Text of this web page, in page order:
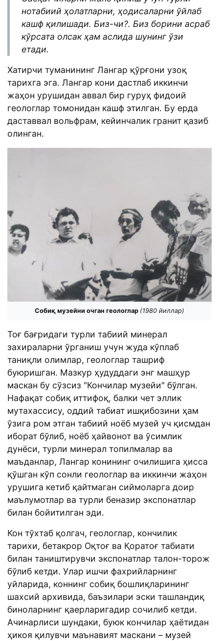
нотабиий ҳолатларни, ҳодисаларни ўйлаб
кашф қилишади. Биз-чи?. Биз борини асраб
кўрсата олсак ҳам аслида шунинг ўзи
етади.
Хатирчи туманининг Лангар қўрғони узоқ
тарихга эга. Лангар кони дастлаб иккинчи
жаҳон урушидан аввал бир гуруҳ фидоий
геологлар томонидан кашф этилган. Бу ерда
даставвал вольфрам, кейинчалик гранит қазиб
олинган.
Собиқ музейни очган геологлар (1980 йиллар)
Тоғ бағридаги турли табиий минерал
захираларни ўрганиш учун жуда кўплаб
таниқли олимлар, геологлар ташриф
буюришган. Мазкур ҳудуддаги энг машҳур
маскан бу сўзсиз "Кончилар музейи" бўлган.
Нафақат собиқ иттифоқ, балки чет эллик
мутахассису, оддий табиат ишқибозини ҳам
ўзига ром этган табиий ноёб музей уч қисмдан
иборат бўлиб, ноёб ҳайвонот ва ўсимлик
дунёси, турли минерал топилмалар ва
маъданлар, Лангар конининг очилишига ҳисса
қўшган кўп сонли геологлар ва иккинчи жаҳон
урушига кетиб қайтмаган сиймоларга доир
маълумотлар ва турли беназир экспонатлар
билан бойитилган эди.
Кон тўхтаб қолгач, геологлар, кончилик
тарихи, бетакрор Оқтоғ ва Қоратоғ табиати
билан таништирувчи экспонатлар талон-торож
бўлиб кетди. Улар ишчи фахрийларнинг
уйларида, коннинг собиқ бошлиқларининг
шахсий архивида, баъзилари эски ташландиқ
биноларнинг қаерларигадир сочилиб кетди.
Ачинарлиси шундаки, буюк кончилар ҳаётидан
ҳикоя қилувчи маънавият маскани – музей